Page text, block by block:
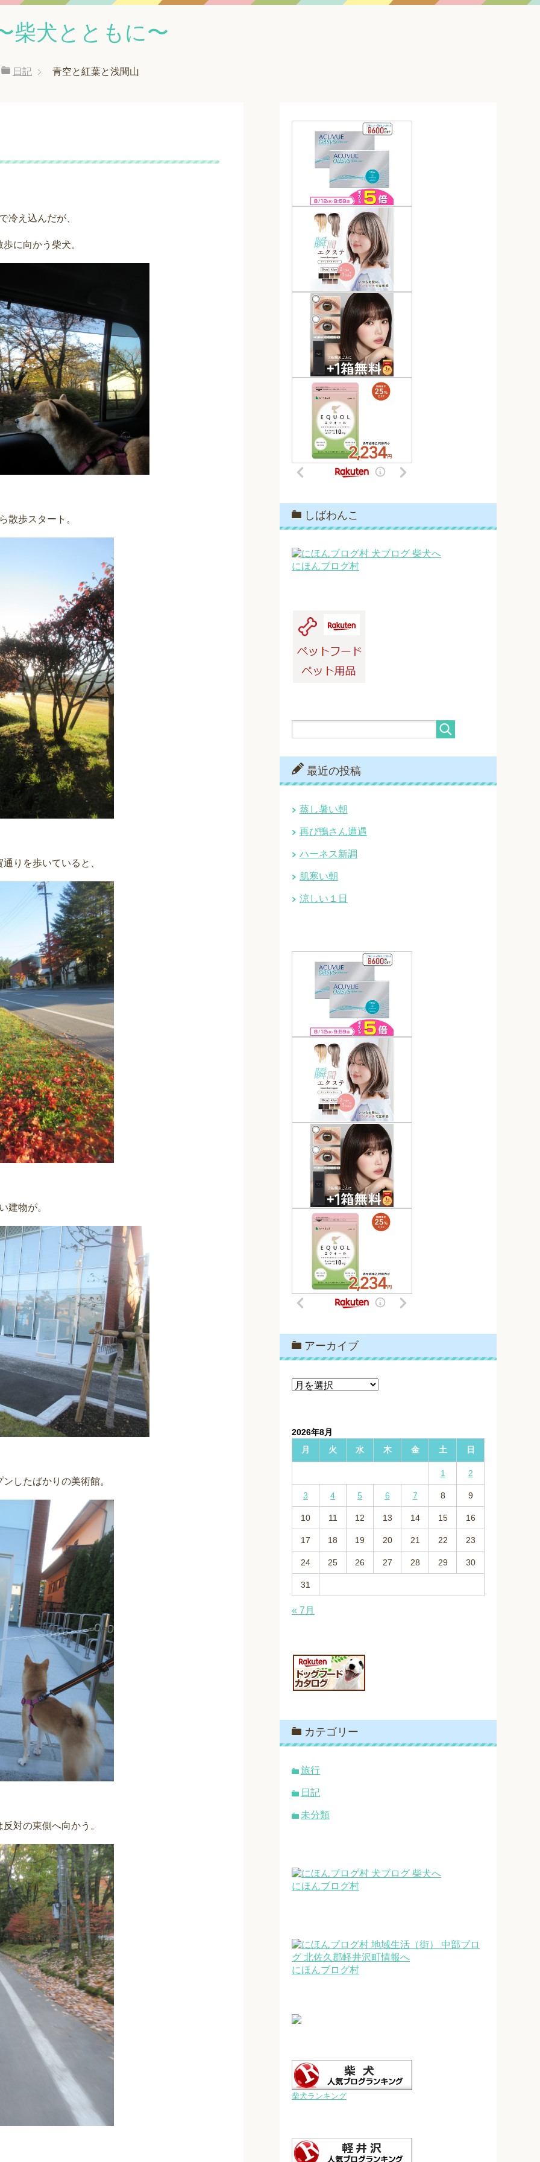
犬とともに〜
日記 青空と紅葉と浅間山
冷え込んだが、
に向かう柴犬。
散歩スタート。
りを歩いていると、
建物が。
したばかりの美術館。
対の東側へ向かう。
しばわんこ
にほんブログ村
最近の投稿
蒸し暑い朝
再び鴨さん遭遇
ハーネス新調
肌寒い朝
涼しい１日
アーカイブ
ア
ブ
2026年8月
月
火 水 木 金 土 日
1 2
3 4 5 6 7 8 9
10 11 12 13 14 15 16
17 18 19 20 21 22 23
24 25 26 27 28 29 30
31
« 7月
カテゴリー
旅行
日記
未分類
にほんブログ村
にほんブログ村
柴犬ランキング